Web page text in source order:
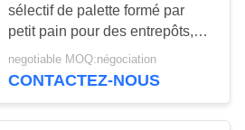
ligne
sélectif de palette formé par
petit pain pour des entrepôts,
système résistant de défilement
ligne par ligne de palette
negotiable MOQ:négociation
CONTACTEZ-NOUS